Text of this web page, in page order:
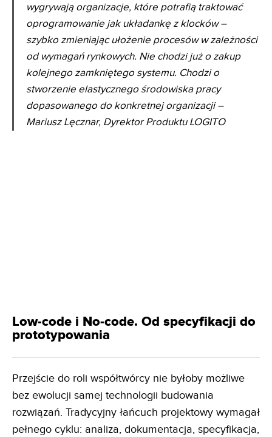
wygrywają organizacje, które potrafią traktować
oprogramowanie jak układankę z klocków –
szybko zmieniając ułożenie procesów w zależności
od wymagań rynkowych. Nie chodzi już o zakup
kolejnego zamkniętego systemu. Chodzi o
stworzenie elastycznego środowiska pracy
dopasowanego do konkretnej organizacji –
Mariusz Lęcznar, Dyrektor Produktu LOGITO
Low-code i No-code. Od specyfikacji do
prototypowania
Przejście do roli współtwórcy nie byłoby możliwe
bez ewolucji samej technologii budowania
rozwiązań. Tradycyjny łańcuch projektowy wymagał
pełnego cyklu: analiza, dokumentacja, specyfikacja,